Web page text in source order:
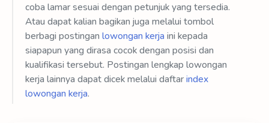
coba lamar sesuai dengan petunjuk yang tersedia.
Atau dapat kalian bagikan juga melalui tombol
berbagi postingan lowongan kerja ini kepada
siapapun yang dirasa cocok dengan posisi dan
kualifikasi tersebut. Postingan lengkap lowongan
kerja lainnya dapat dicek melalui daftarindex
lowongan kerja.